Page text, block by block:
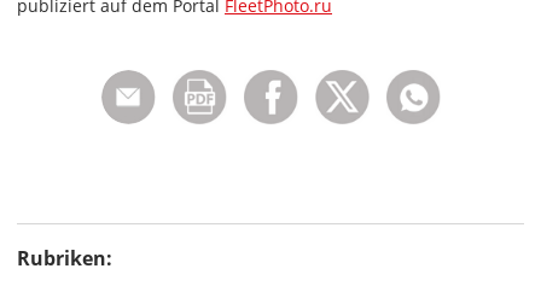
publiziert auf dem Portal FleetPhoto.ru
Rubriken: